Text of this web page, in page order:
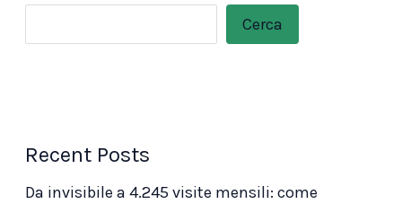
Cerca
Recent Posts
Da invisibile a 4.245 visite mensili: come